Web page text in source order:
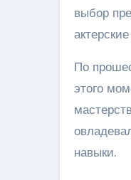
выбор
По
этого
навыки.